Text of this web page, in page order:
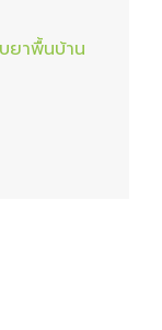
ยาพื้นบ้าน